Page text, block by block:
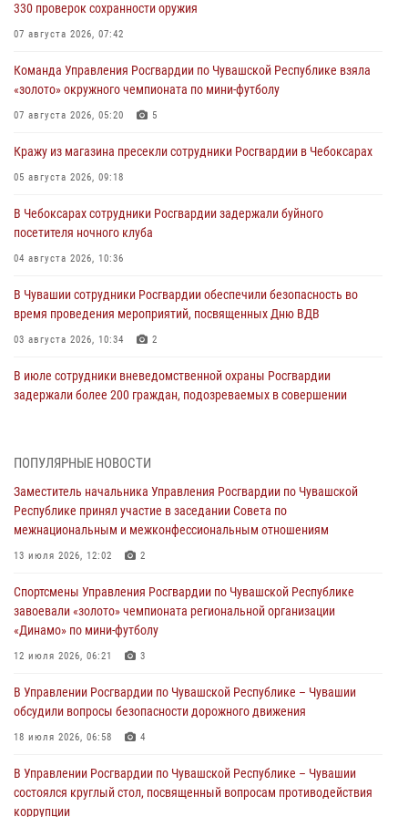
330 проверок сохранности оружия
07 августа 2026, 07:42
Команда Управления Росгвардии по Чувашской Республике взяла
«золото» окружного чемпионата по мини-футболу
07 августа 2026, 05:20 5
Кражу из магазина пресекли сотрудники Росгвардии в Чебоксарах
05 августа 2026, 09:18
В Чебоксарах сотрудники Росгвардии задержали буйного
посетителя ночного клуба
04 августа 2026, 10:36
В Чувашии сотрудники Росгвардии обеспечили безопасность во
время проведения мероприятий, посвященных Дню ВДВ
03 августа 2026, 10:34 2
В июле сотрудники вневедомственной охраны Росгвардии
задержали более 200 граждан, подозреваемых в совершении
мировой войне 1914-1918 годов
01 августа 2026, 07:19
В Ядрине сотрудники Росгвардии задержали подозреваемого в
01 августа 2026, 06:12
1 августа – День дежурной службы войск национальной гвардии
Российской Федерации
Директор Росгвардии Герой России генерал армии Виктор Золотов
поздравил специалистов подразделений тыла с профессиональным
01 августа 2026, 00:01
ПОПУЛЯРНЫЕ НОВОСТИ
Заместитель начальника Управления Росгвардии по Чувашской
Республике принял участие в заседании Совета по
межнациональным и межконфессиональным отношениям
13 июля 2026, 12:02 2
Спортсмены Управления Росгвардии по Чувашской Республике
завоевали «золото» чемпионата региональной организации
«Динамо» по мини-футболу
12 июля 2026, 06:21 3
В Управлении Росгвардии по Чувашской Республике – Чувашии
обсудили вопросы безопасности дорожного движения
18 июля 2026, 06:58 4
В Управлении Росгвардии по Чувашской Республике – Чувашии
состоялся круглый стол, посвященный вопросам противодействия
коррупции